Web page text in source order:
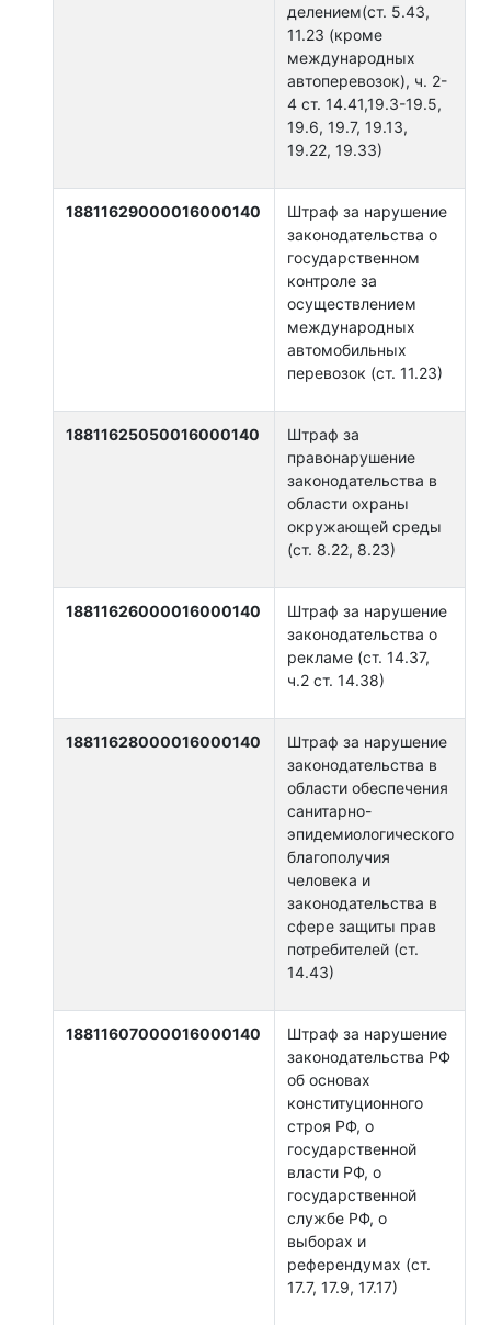
делением(ст. 5.43,
11.23 (кроме
международных
автоперевозок), ч. 2-
4 ст. 14.41,19.3-19.5,
19.6, 19.7, 19.13,
19.22, 19.33)
18811629000016000140
Штраф за нарушение
законодательства о
государственном
контроле за
осуществлением
международных
автомобильных
перевозок (ст. 11.23)
18811625050016000140
Штраф за
правонарушение
законодательства в
области охраны
окружающей среды
(ст. 8.22, 8.23)
18811626000016000140
Штраф за нарушение
законодательства о
рекламе (ст. 14.37,
ч.2 ст. 14.38)
18811628000016000140
Штраф за нарушение
законодательства в
области обеспечения
санитарно-
эпидемиологического
благополучия
человека и
законодательства в
сфере защиты прав
потребителей (ст.
14.43)
18811607000016000140
Штраф за нарушение
законодательства РФ
об основах
конституционного
строя РФ, о
государственной
власти РФ, о
государственной
службе РФ, о
выборах и
референдумах (ст.
17.7, 17.9, 17.17)